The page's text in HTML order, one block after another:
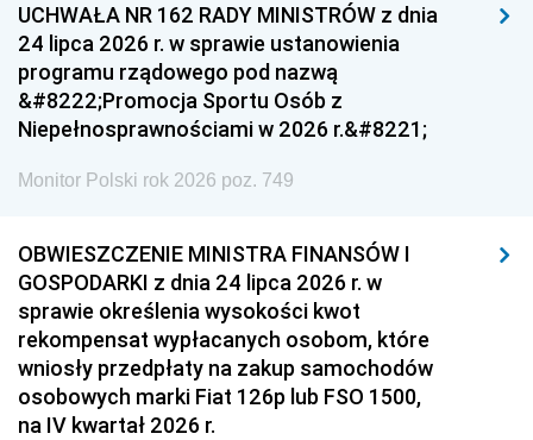
UCHWAŁA NR 162 RADY MINISTRÓW z dnia
24 lipca 2026 r. w sprawie ustanowienia
programu rządowego pod nazwą
&#8222;Promocja Sportu Osób z
Niepełnosprawnościami w 2026 r.&#8221;
Monitor Polski rok 2026 poz. 749
OBWIESZCZENIE MINISTRA FINANSÓW I
GOSPODARKI z dnia 24 lipca 2026 r. w
sprawie określenia wysokości kwot
rekompensat wypłacanych osobom, które
wniosły przedpłaty na zakup samochodów
osobowych marki Fiat 126p lub FSO 1500,
na IV kwartał 2026 r.